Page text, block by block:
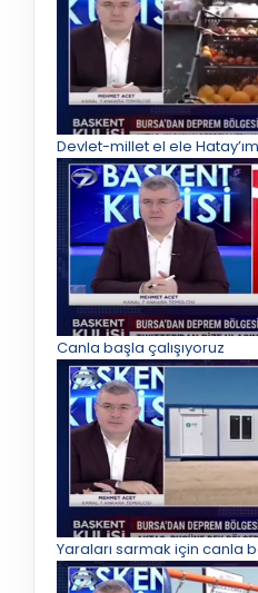
Devlet-millet el ele
Canla başla çalışıyoruz
Yaraları sarmak için canla